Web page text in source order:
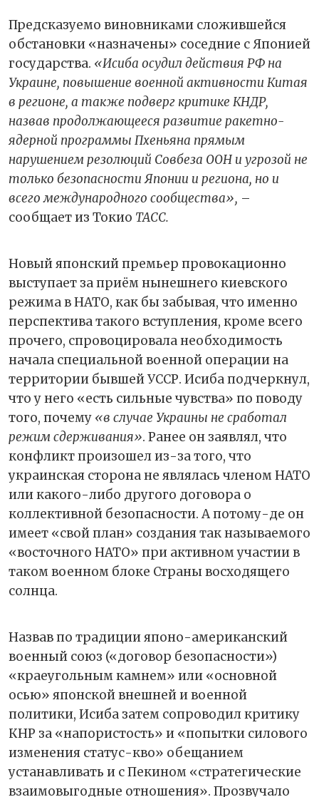
Предсказуемо виновниками сложившейся
обстановки «назначены» соседние с Японией
государства. «Исиба осудил действия РФ на
Украине, повышение военной активности Китая
в регионе, а также подверг критике КНДР,
назвав продолжающееся развитие ракетно-
ядерной программы Пхеньяна прямым
нарушением резолюций Совбеза ООН и угрозой не
только безопасности Японии и региона, но и
всего международного сообщества», –
сообщает из Токио ТАСС.
Новый японский премьер провокационно
выступает за приём нынешнего киевского
режима в НАТО, как бы забывая, что именно
перспектива такого вступления, кроме всего
прочего, спровоцировала необходимость
начала специальной военной операции на
территории бывшей УССР. Исиба подчеркнул,
что у него «есть сильные чувства» по поводу
того, почему «в случае Украины не сработал
режим сдерживания». Ранее он заявлял, что
конфликт произошел из-за того, что
украинская сторона не являлась членом НАТО
или какого-либо другого договора о
коллективной безопасности. А потому-де он
имеет «свой план» создания так называемого
«восточного НАТО» при активном участии в
таком военном блоке Страны восходящего
солнца.
Назвав по традиции японо-американский
военный союз («договор безопасности»)
«краеугольным камнем» или «основной
осью» японской внешней и военной
политики, Исиба затем сопроводил критику
КНР за «напористость» и «попытки силового
изменения статус-кво» обещанием
устанавливать и с Пекином «стратегические
взаимовыгодные отношения». Прозвучало